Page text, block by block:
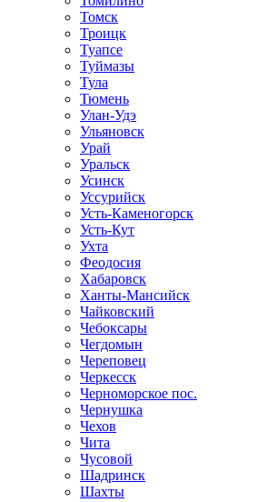
Томск
Троицк
Туапсе
Туймазы
Тула
Тюмень
Улан-Удэ
Ульяновск
Урай
Уральск
Усинск
Уссурийск
Усть-Каменогорск
Усть-Кут
Ухта
Феодосия
Хабаровск
Ханты-Мансийск
Чайковский
Чебоксары
Чегдомын
Череповец
Черкесск
Черноморское пос.
Чернушка
Чехов
Чита
Чусовой
Шадринск
Шахты